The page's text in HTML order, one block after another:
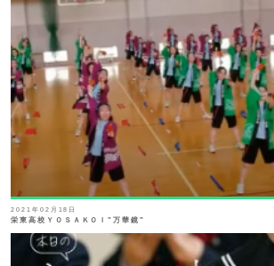
2021年02月18日
栄東高校ＹＯＳＡＫＯＩ"万華鏡"